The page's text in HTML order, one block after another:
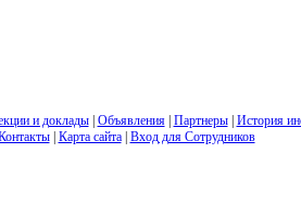
и доклады| Объявления| Партнеры| История
| Карта сайта| Вход для Сотрудников